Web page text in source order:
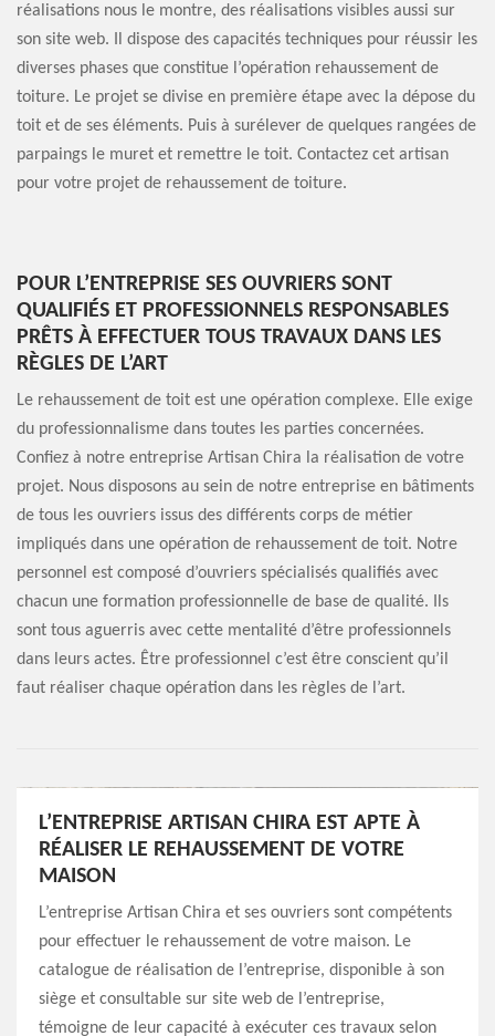
réalisations nous le montre, des réalisations visibles aussi sur
son site web. Il dispose des capacités techniques pour réussir les
diverses phases que constitue l’opération rehaussement de
toiture. Le projet se divise en première étape avec la dépose du
toit et de ses éléments. Puis à surélever de quelques rangées de
parpaings le muret et remettre le toit. Contactez cet artisan
pour votre projet de rehaussement de toiture.
POUR L’ENTREPRISE SES OUVRIERS SONT
QUALIFIÉS ET PROFESSIONNELS RESPONSABLES
PRÊTS À EFFECTUER TOUS TRAVAUX DANS LES
RÈGLES DE L’ART
Le rehaussement de toit est une opération complexe. Elle exige
du professionnalisme dans toutes les parties concernées.
Confiez à notre entreprise Artisan Chira la réalisation de votre
projet. Nous disposons au sein de notre entreprise en bâtiments
de tous les ouvriers issus des différents corps de métier
impliqués dans une opération de rehaussement de toit. Notre
personnel est composé d’ouvriers spécialisés qualifiés avec
chacun une formation professionnelle de base de qualité. Ils
sont tous aguerris avec cette mentalité d’être professionnels
dans leurs actes. Être professionnel c’est être conscient qu’il
faut réaliser chaque opération dans les règles de l’art.
L’ENTREPRISE ARTISAN CHIRA EST APTE À
RÉALISER LE REHAUSSEMENT DE VOTRE
MAISON
L’entreprise Artisan Chira et ses ouvriers sont compétents
pour effectuer le rehaussement de votre maison. Le
catalogue de réalisation de l’entreprise, disponible à son
siège et consultable sur site web de l’entreprise,
témoigne de leur capacité à exécuter ces travaux selon